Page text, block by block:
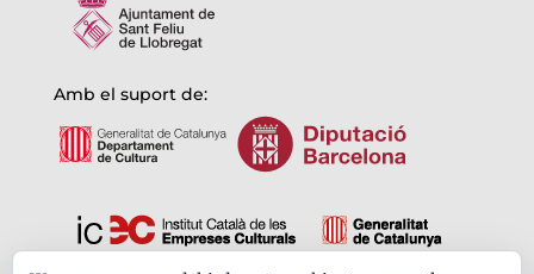
Amb el suport de: